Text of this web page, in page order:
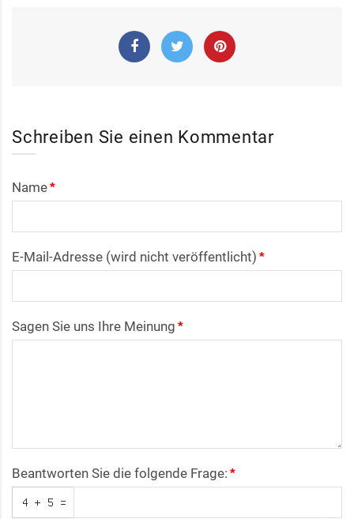
Schreiben Sie einen Kommentar
Name
E-Mail-Adresse (wird nicht veröffentlicht)
Sagen Sie uns Ihre Meinung
Beantworten Sie die folgende Frage: